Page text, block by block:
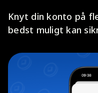
Knyt din konto på
bedst muligt kan